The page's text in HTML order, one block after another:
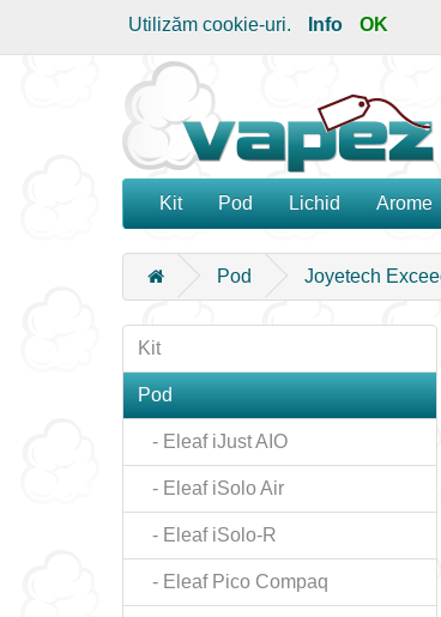
Utilizăm cookie-uri. Info OK
Kit Pod Lichid Arome
Pod Joyetech
Kit
Pod
- Eleaf iJust AIO
- Eleaf iSolo Air
- Eleaf iSolo-R
- Eleaf Pico Compaq